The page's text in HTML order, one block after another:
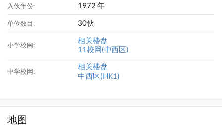
入伙年份: 1972 年
单位数目: 30伙
小学校网:
相关楼盘
11校网(中西区)
中学校网:
相关楼盘
中西区(HK1)
地图